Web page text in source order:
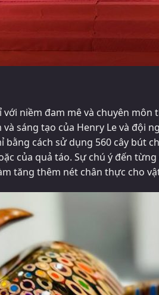
niềm đam mê và chuyên
sáng tạo của Henry Le và đội
cách sử dụng 560 cây bút
của quả táo. Sự chú ý đến
tăng thêm nét chân thực cho